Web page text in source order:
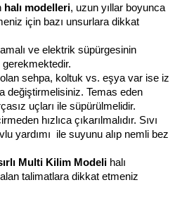
halı modelleri, uzun yıllar boyunca
için bazı unsurlara dikkat
ve elektrik süpürgesinin
gerekmektedir.
olan sehpa, koltuk vs. eşya var ise iz
değiştirmelisiniz. Temas eden
uçları ile süpürülmelidir.
hızlıca çıkarılmalıdır. Sıvı
yardımı  ile suyunu alıp nemli bez
Multi Kilim Modeli halı
talimatlara dikkat etmeniz